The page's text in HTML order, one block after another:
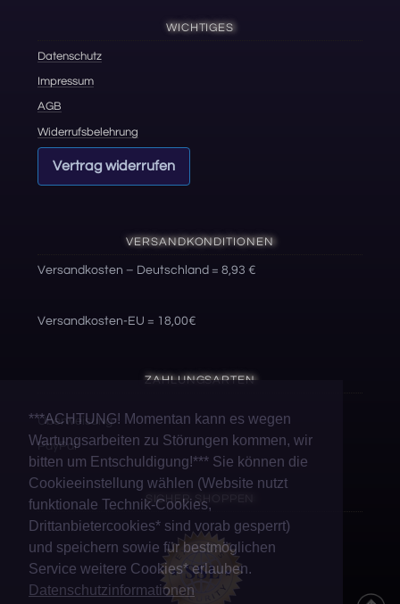
WICHTIGES
Datenschutz
Impressum
AGB
Widerrufsbelehrung
Vertrag widerrufen
VERSANDKONDITIONEN
Versandkosten – Deutschland = 8,93 €
Versandkosten-EU = 18,00€
ZAHLUNGSARTEN
Überweisung
PayPal
SICHER SHOPPEN
***ACHTUNG! Momentan kann es wegen
Wartungsarbeiten zu Störungen kommen, wir
bitten um Entschuldigung!*** Sie können die
Cookieeinstellung wählen (Website nutzt
funktionale Technik-Cookies,
Drittanbietercookies* sind vorab gesperrt)
und speichern sowie für bestmöglichen
Service weitere Cookies* erlauben.
Datenschutzinformationen